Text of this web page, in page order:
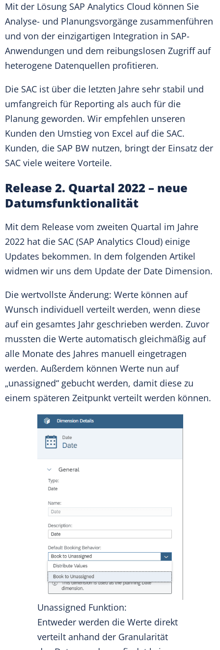
Mit der Lösung SAP Analytics Cloud können Sie
Analyse- und Planungsvorgänge zusammenführen
und von der einzigartigen Integration in SAP-
Anwendungen und dem reibungslosen Zugriff auf
heterogene Datenquellen profitieren.
Die SAC ist über die letzten Jahre sehr stabil und
umfangreich für Reporting als auch für die
Planung geworden. Wir empfehlen unseren
Kunden den Umstieg von Excel auf die SAC.
Kunden, die SAP BW nutzen, bringt der Einsatz der
SAC viele weitere Vorteile.
Release 2. Quartal 2022 – neue
Datumsfunktionalität
Mit dem Release vom zweiten Quartal im Jahre
2022 hat die SAC (SAP Analytics Cloud) einige
Updates bekommen. In dem folgenden Artikel
widmen wir uns dem Update der Date Dimension.
Die wertvollste Änderung: Werte können auf
Wunsch individuell verteilt werden, wenn diese
auf ein gesamtes Jahr geschrieben werden. Zuvor
mussten die Werte automatisch gleichmäßig auf
alle Monate des Jahres manuell eingetragen
werden. Außerdem können Werte nun auf
„unassigned“ gebucht werden, damit diese zu
einem späteren Zeitpunkt verteilt werden können.
Unassigned Funktion:
Entweder werden die Werte direkt
verteilt anhand der Granularität